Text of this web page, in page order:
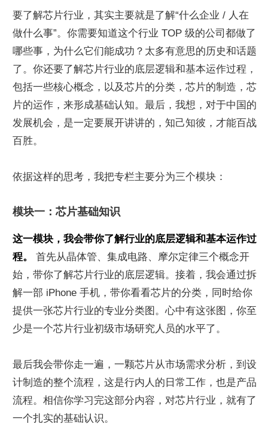
要了解芯片行业，其实主要就是了解“什么企业 / 人在
做什么事”。你需要知道这个行业 TOP 级的公司都做了
哪些事，为什么它们能成功？太多有意思的历史和话题
了。你还要了解芯片行业的底层逻辑和基本运作过程，
包括一些核心概念，以及芯片的分类，芯片的制造，芯
片的运作，来形成基础认知。最后，我想，对于中国的
发展机会，是一定要展开讲讲的，知己知彼，才能百战
百胜。
依据这样的思考，我把专栏主要分为三个模块：
模块一：芯片基础知识
这一模块，我会带你了解行业的底层逻辑和基本运作过
程。
首先从晶体管、集成电路、摩尔定律三个概念开
始，带你了解芯片行业的底层逻辑。接着，我会通过拆
解一部 iPhone 手机，带你看看芯片的分类，同时给你
提供一张芯片行业的专业分类图。心中有这张图，你至
少是一个芯片行业初级市场研究人员的水平了。
最后我会带你走一遍，一颗芯片从市场需求分析，到设
计制造的整个流程，这是行内人的日常工作，也是产品
流程。相信你学习完这部分内容，对芯片行业，就有了
一个扎实的基础认识。